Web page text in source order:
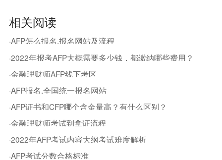
相关阅读
·AFP怎么报名,报名网站及流程
·2022年报考AFP大概需要多少钱，都缴纳哪些费用？
·金融理财师AFP线下考区
·AFP报名,全国统一报名网站
·AFP证书和CFP哪个含金量高？有什么区别？
·金融理财师考试到拿证流程
·2022年AFP考试内容大纲考试难度解析
·AFP考试分数合格标准